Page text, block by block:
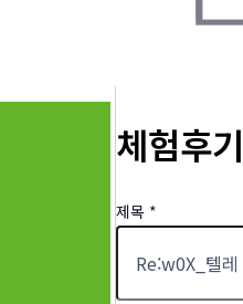
체험후기
제목 *